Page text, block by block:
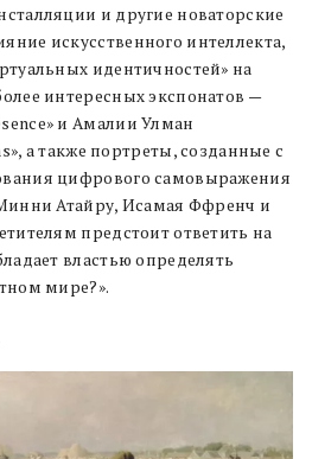
и другие новаторские
искусственного интеллекта,
идентичностей» на
интересных экспонатов —
и Амалии Улман
а также портреты, созданные с
цифрового самовыражения
Атайру, Исамая Ффренч и
предстоит ответить на
властью определять
мире?».